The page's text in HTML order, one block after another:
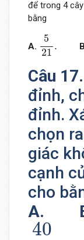
để trong 4
bằng
A.
5
21
.
521
Câu 17.
đỉnh,
đỉnh.
chọn
giác
cạnh
cho
A.
40
4057